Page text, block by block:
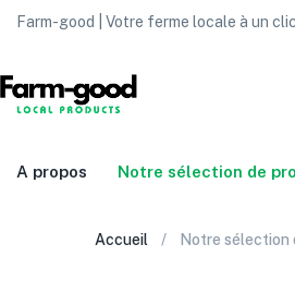
Farm-good | Votre ferme locale à un
A propos Notre sélection de
Accueil Notre sélection